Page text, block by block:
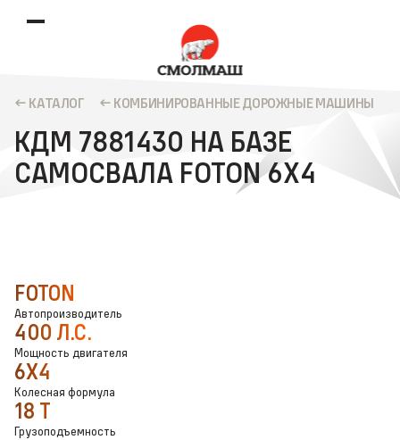
КАТАЛОГ КОМБИНИРОВАННЫЕ ДОРОЖНЫЕ МАШИНЫ
КДМ 7881430 НА БАЗЕ
САМОСВАЛА FOTON 6Х4
FOTON
Автопроизводитель
400 Л.С.
Мощность двигателя
6X4
Колесная формула
18 Т
Грузоподъемность